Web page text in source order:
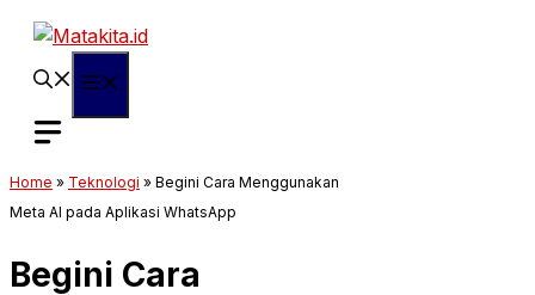
Langsung
Home » Teknologi » Begini Cara Menggunakan
Meta AI pada Aplikasi WhatsApp
Begini Cara